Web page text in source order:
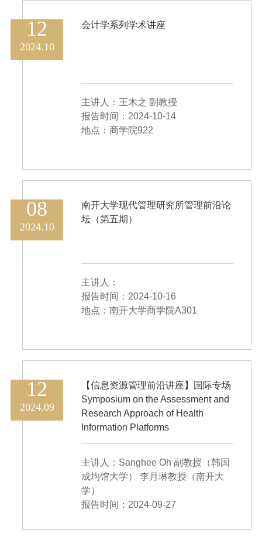
12
2024.10
会计学系列学术讲座
主讲人：王木之 副教授
报告时间：2024-10-14
地点：商学院922
08
2024.10
南开大学现代管理研究所管理前沿论
坛（第五期）
主讲人：
报告时间：2024-10-16
地点：南开大学商学院A301
12
2024.09
【信息资源管理前沿讲座】国际专场
Symposium on the Assessment and
Research Approach of Health
Information Platforms
主讲人：Sanghee Oh 副教授（韩国
成均馆大学） 李月琳教授（南开大
学）
报告时间：2024-09-27